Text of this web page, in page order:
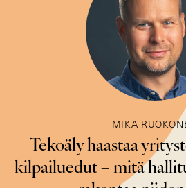
MIKA
Tekoäly haastaa
kilpailuedut – mitä